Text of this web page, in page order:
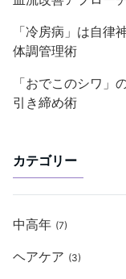
「冷房病」は自
体調管理術
「おでこのシワ
引き締め術
カテゴリー
中高年 (7)
ヘアケア (3)